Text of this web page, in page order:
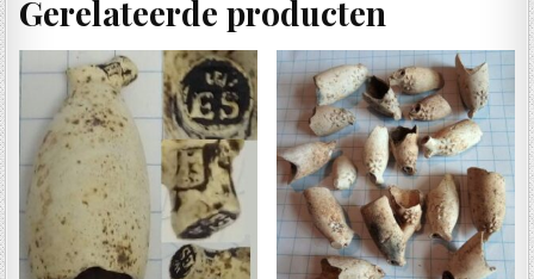
Gerelateerde producten